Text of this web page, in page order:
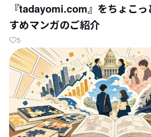
『tadayomi.com』をちょこ
すめマンガのご紹介
5